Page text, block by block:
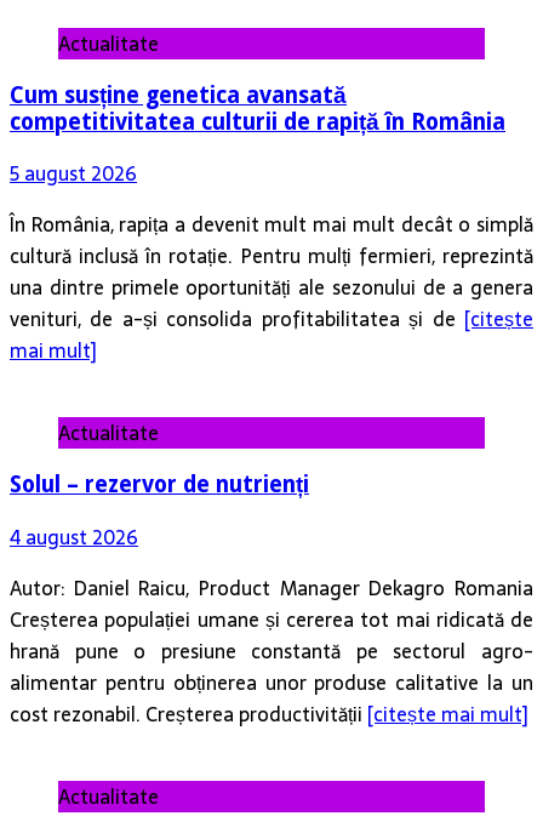
Actualitate
Cum susține genetica avansată
competitivitatea culturii de rapiță în România
5 august 2026
În România, rapița a devenit mult mai mult decât o simplă
cultură inclusă în rotație. Pentru mulți fermieri, reprezintă
una dintre primele oportunități ale sezonului de a genera
venituri, de a-și consolida profitabilitatea și de [citește
mai mult]
Actualitate
Solul – rezervor de nutrienți
4 august 2026
Autor: Daniel Raicu, Product Manager Dekagro Romania
Creșterea populației umane și cererea tot mai ridicată de
hrană pune o presiune constantă pe sectorul agro-
alimentar pentru obținerea unor produse calitative la un
cost rezonabil. Creșterea productivității [citește mai mult]
Actualitate